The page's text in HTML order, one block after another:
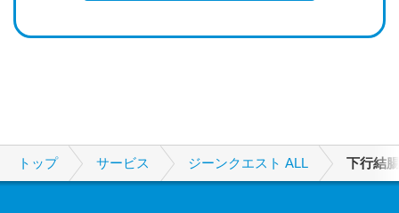
トップ サービス ジーンクエスト ALL 下行結